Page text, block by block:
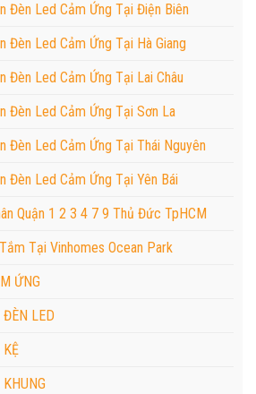
Đèn Led Cảm Ứng Tại Điện Biên
Đèn Led Cảm Ứng Tại Hà Giang
Đèn Led Cảm Ứng Tại Lai Châu
Đèn Led Cảm Ứng Tại Sơn La
Đèn Led Cảm Ứng Tại Thái Nguyên
Đèn Led Cảm Ứng Tại Yên Bái
Quận 1 2 3 4 7 9 Thủ Đức TpHCM
Tại Vinhomes Ocean Park
ỨNG
ĐÈN LED
KỆ